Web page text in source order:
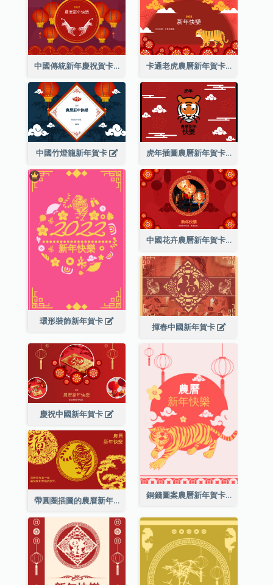
中國傳統新年慶祝賀卡 卡通老虎農曆新年賀卡
中國竹燈籠新年賀卡 虎年插圖農曆新年賀卡
環形裝飾新年賀卡
中國花卉農曆新年賀卡
揮春中國新年賀卡
慶祝中國新年賀卡
銅錢圖案農曆新年賀卡
帶圓圈插圖的農曆新年快樂賀卡